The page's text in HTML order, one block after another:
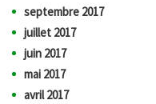
septembre 2017
juillet 2017
juin 2017
mai 2017
avril 2017